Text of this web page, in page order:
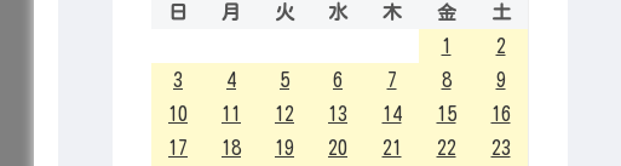
日
月 火 水 木 金
土
1
2
3
4 5 6 7 8
9
10
11 12 13 14 15
16
17
18 19 20 21 22
23